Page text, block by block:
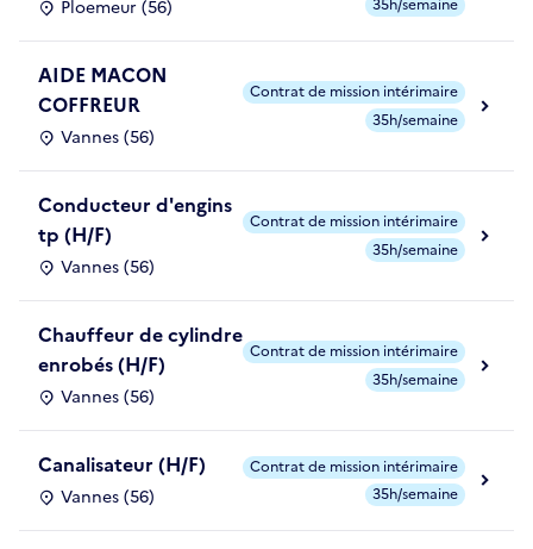
Ploemeur (56)
35h/semaine
AIDE MACON
COFFREUR
Vannes (56)
Contrat de mission intérimaire
35h/semaine
Conducteur d'engins
tp (H/F)
Vannes (56)
Contrat de mission intérimaire
35h/semaine
Chauffeur de cylindre
enrobés (H/F)
Vannes (56)
Contrat de mission intérimaire
35h/semaine
Canalisateur (H/F)
Vannes (56)
Contrat de mission intérimaire
35h/semaine